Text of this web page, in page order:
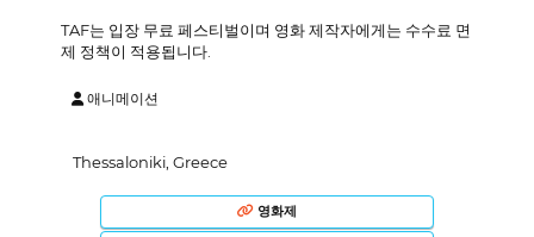
TAF는 입장 무료 페스티벌이며 영화 제작자에게는 수수료 면
제 정책이 적용됩니다.
애니메이션
Thessaloniki, Greece
영화제